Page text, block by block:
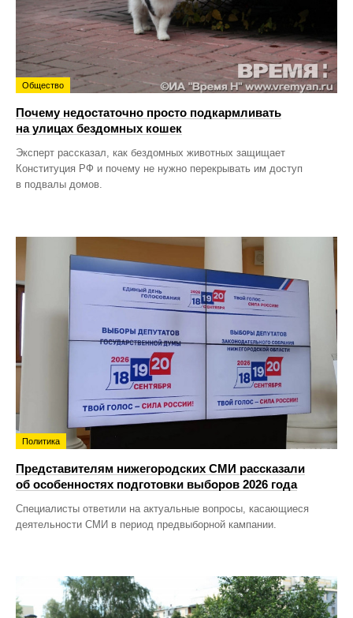
Общество
Почему недостаточно просто подкармливать
на улицах бездомных кошек
Эксперт рассказал, как бездомных животных защищает
Конституция РФ и почему не нужно перекрывать им доступ
в подвалы домов.
Политика
Представителям нижегородских СМИ рассказали
об особенностях подготовки выборов 2026 года
Специалисты ответили на актуальные вопросы, касающиеся
деятельности СМИ в период предвыборной кампании.